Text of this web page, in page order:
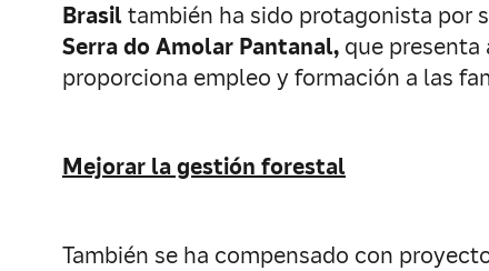
Brasiltambién ha sido protagonista por
Serra do Amolar Pantanal, que
proporciona empleo y formación a las
Mejorar la gestión forestal
También se ha compensado con